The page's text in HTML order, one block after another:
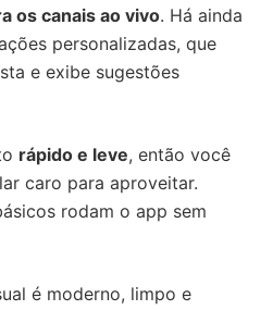
os canais ao vivo. Há ainda
personalizadas, que
e exibe sugestões
rápido e leve, então você
caro para aproveitar.
rodam o app sem
é moderno, limpo e